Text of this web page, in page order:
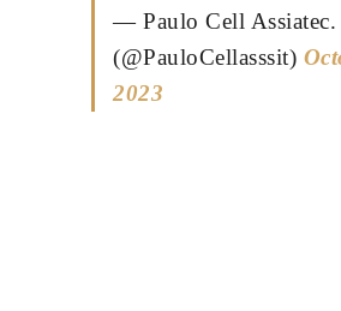
— Paulo Cell Assiatec.
(@PauloCellasssit)
2023